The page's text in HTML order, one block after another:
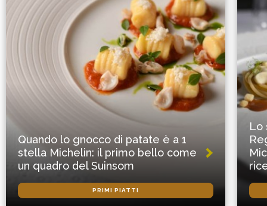
Quando lo gnocco di patate è a 1
stella Michelin: il primo bello come
un quadro del Suinsom
PRIMI PIATTI
Lo